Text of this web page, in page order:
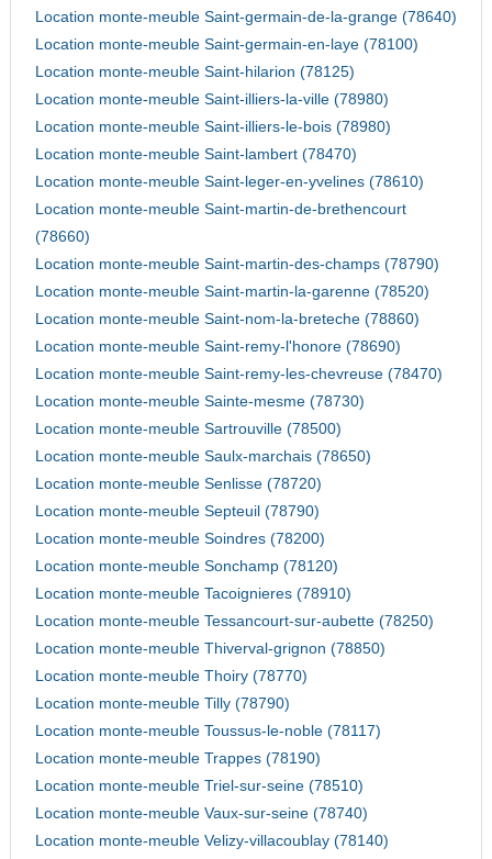
Location monte-meuble Saint-germain-de-la-grange (78640)
Location monte-meuble Saint-germain-en-laye (78100)
Location monte-meuble Saint-hilarion (78125)
Location monte-meuble Saint-illiers-la-ville (78980)
Location monte-meuble Saint-illiers-le-bois (78980)
Location monte-meuble Saint-lambert (78470)
Location monte-meuble Saint-leger-en-yvelines (78610)
Location monte-meuble Saint-martin-de-brethencourt
(78660)
Location monte-meuble Saint-martin-des-champs (78790)
Location monte-meuble Saint-martin-la-garenne (78520)
Location monte-meuble Saint-nom-la-breteche (78860)
Location monte-meuble Saint-remy-l'honore (78690)
Location monte-meuble Saint-remy-les-chevreuse (78470)
Location monte-meuble Sainte-mesme (78730)
Location monte-meuble Sartrouville (78500)
Location monte-meuble Saulx-marchais (78650)
Location monte-meuble Senlisse (78720)
Location monte-meuble Septeuil (78790)
Location monte-meuble Soindres (78200)
Location monte-meuble Sonchamp (78120)
Location monte-meuble Tacoignieres (78910)
Location monte-meuble Tessancourt-sur-aubette (78250)
Location monte-meuble Thiverval-grignon (78850)
Location monte-meuble Thoiry (78770)
Location monte-meuble Tilly (78790)
Location monte-meuble Toussus-le-noble (78117)
Location monte-meuble Trappes (78190)
Location monte-meuble Triel-sur-seine (78510)
Location monte-meuble Vaux-sur-seine (78740)
Location monte-meuble Velizy-villacoublay (78140)